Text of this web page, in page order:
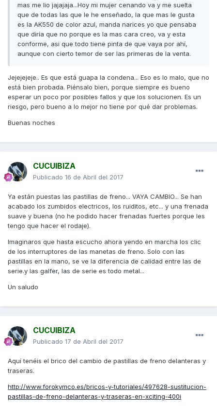
mas me lio jajajaja...Hoy mi mujer cenando va y me suelta
que de todas las que le he enseñado, la que mas le gusta
es la AK550 de color azul, manda narices yo que pensaba
que diría que no porque es la mas cara creo, va y esta
conforme, asi que todo tiene pinta de que vaya por ahí,
aunque con cierto temor de ser las primeras de la venta.
Jejejejeje.. Es que está guapa la condena... Eso es lo malo, que no
está bien probada. Piénsalo bien, porque siempre es bueno
esperar un poco por posibles fallos y que los solucionen. Es un
riesgo, pero bueno a lo mejor no tiene por qué dar problemas.
Buenas noches
CUCUIBIZA
Publicado 16 de Abril del 2017
Ya están puestas las pastillas de freno... VAYA CAMBIO... Se han
acabado los zumbidos electricos, los ruiditos, etc... y una frenada
suave y buena (no he podido hacer frenadas fuertes porque les
tengo que hacer el rodaje).
Imaginaros que hasta escucho ahora yendo en marcha los clic
de los interruptores de las manetas de freno. Solo con las
pastillas en la mano, se ve la diferencia de calidad entre las de
serie.y las galfer, las de serie es todo metal...
Un saludo
CUCUIBIZA
Publicado 17 de Abril del 2017
Aquí tenéis el brico del cambio de pastillas de freno delanteras y
traseras.
http://www.forokymco.es/bricos-y-tutoriales/497628-sustitucion-
pastillas-de-freno-delanteras-y-traseras-en-xciting-400i